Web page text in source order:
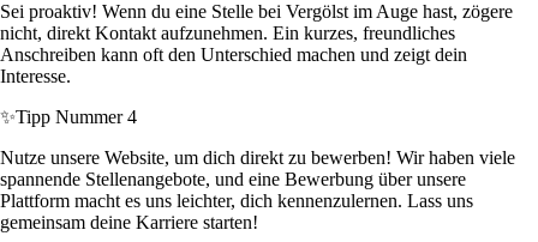
Sei proaktiv! Wenn du eine Stelle bei Vergölst im Auge hast, zögere
nicht, direkt Kontakt aufzunehmen. Ein kurzes, freundliches
Anschreiben kann oft den Unterschied machen und zeigt dein
Interesse.
✨Tipp Nummer 4
Nutze unsere Website, um dich direkt zu bewerben! Wir haben viele
spannende Stellenangebote, und eine Bewerbung über unsere
Plattform macht es uns leichter, dich kennenzulernen. Lass uns
gemeinsam deine Karriere starten!